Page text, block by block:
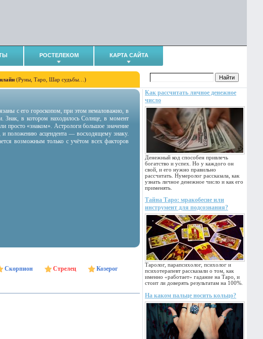
РОСТЕЛЕКОМ КАРТА САЙТА
(Руны, Таро, Шар судьбы…)
Как рассчитать личное денежное
число
Денежный код способен привлечь
богатство и успех. Но у каждого он
свой, и его нужно правильно
рассчитать. Нумеролог рассказала, как
узнать личное денежное число и как его
применять.
Тайна Таро: мракобесие или
инструмент для подсознания?
Таролог, парапсихолог, психолог и
психотерапевт рассказали о том, как
именно «работает» гадание на Таро, и
стоит ли доверять результатам на 100%.
На каком пальце носить кольцо?
с его гороскопом, при этом немаловажно, в
Знак, в котором находилось Солнце, в момент
просто «знаком». Астрологи большое значение
положению асцендента — восходящему знаку.
возможным только с учётом всех факторов
Скорпион Стрелец
Козерог